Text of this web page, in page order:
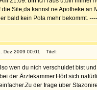
die Site,da kannst ne Apotheke
bald kein Pola mehr bekommt.
Dez 2009 00:01 Titel:
wen du nich verschuldet bist
der Ärztekammer.Hört sich
der frage über